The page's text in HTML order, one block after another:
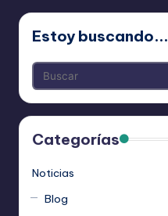
Estoy buscando...
Categorías
Noticias
Blog